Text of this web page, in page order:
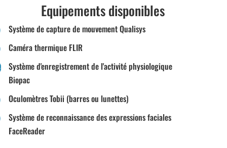
Equipements disponibles
Système de capture de mouvement Qualisys
Caméra thermique FLIR
Système d'enregistrement de l'activité physiologique
Biopac
Oculomètres Tobii (barres ou lunettes)
Système de reconnaissance des expressions faciales
FaceReader